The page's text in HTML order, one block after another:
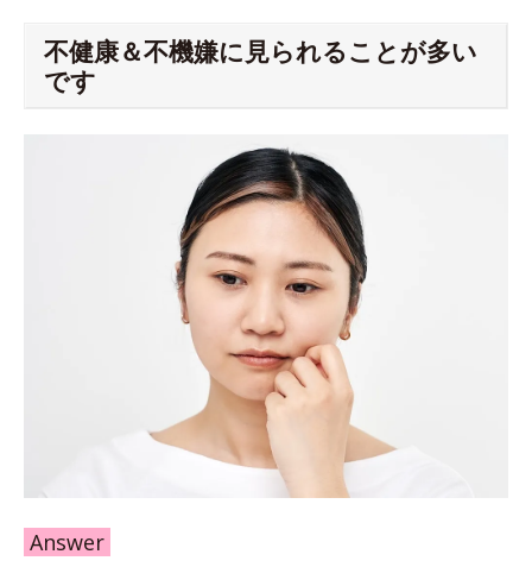
不健康＆不機嫌に見られることが多い
です
Answer